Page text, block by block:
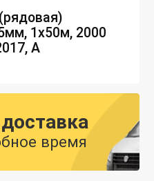
1х50м, 2000
А
время